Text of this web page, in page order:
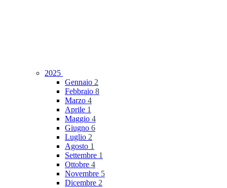
2025
Gennaio 2
Febbraio 8
Marzo 4
Aprile 1
Maggio 4
Giugno 6
Luglio 2
Agosto 1
Settembre 1
Ottobre 4
Novembre 5
Dicembre 2